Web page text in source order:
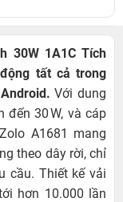
30W 1A1C Tích
tất cả trong
Với dung
đến 30 W, và cáp
A1681 mang
theo dây rời, chỉ
cầu. Thiết kế vá̉i
hơn 10.000 lần